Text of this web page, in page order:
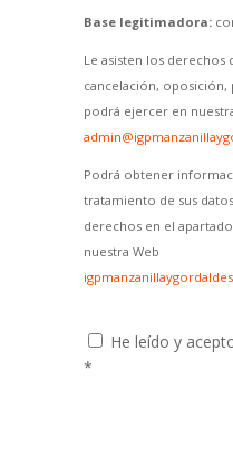
Base legitimadora:
Le asisten los derechos
cancelación,
podrá ejercer en
Podrá obtener
tratamiento de sus
derechos en el
nuestra Web
He leído y
*